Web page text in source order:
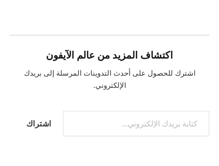
اكتشاف المزيد من عالم الآيفون
اشترك للحصول على أحدث التدوينات المرسلة إلى بريدك
الإلكتروني.
كتابة بريدك الإلكتروني...
اشتراك